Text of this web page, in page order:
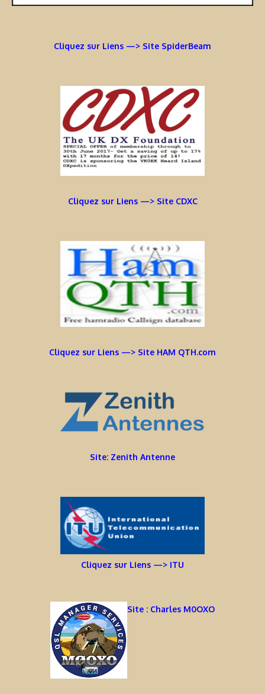
Cliquez sur Liens —> Site SpiderBeam
Cliquez sur Liens —> Site CDXC
Cliquez sur Liens —> Site HAM QTH.com
Site: Zenith Antenne
Cliquez sur Liens —> ITU
Site : Charles M0OXO